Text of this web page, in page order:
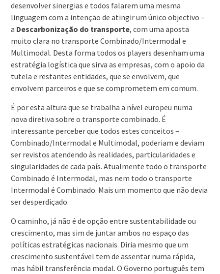
desenvolver sinergias e todos falarem uma mesma
linguagem com a intenção de atingir um único objectivo –
a Descarbonização do transporte, com uma aposta
muito clara no transporte Combinado/Intermodal e
Multimodal. Desta forma todos os players desenham uma
estratégia logística que sirva as empresas, com o apoio da
tutela e restantes entidades, que se envolvem, que
envolvem parceiros e que se comprometem em comum.
É por esta altura que se trabalha a nível europeu numa
nova diretiva sobre o transporte combinado. É
interessante perceber que todos estes conceitos –
Combinado/Intermodal e Multimodal, poderiam e deviam
ser revistos atendendo às realidades, particularidades e
singularidades de cada país. Atualmente todo o transporte
Combinado é Intermodal, mas nem todo o transporte
Intermodal é Combinado. Mais um momento que não devia
ser desperdiçado.
O caminho, já não é de opção entre sustentabilidade ou
crescimento, mas sim de juntar ambos no espaço das
políticas estratégicas nacionais. Diria mesmo que um
crescimento sustentável tem de assentar numa rápida,
mas hábil transferência modal. O Governo português tem